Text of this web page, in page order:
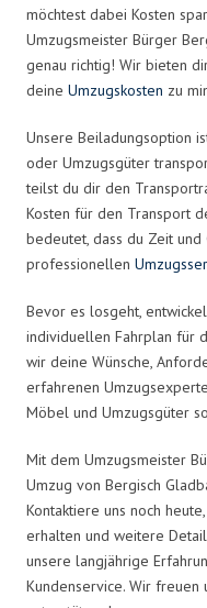
möchtest dabei Kosten
Umzugsmeister Bürger
genau richtig! Wir bieten
deine Umzugskosten zu
Unsere Beiladungsoption
oder Umzugsgüter
teilst du dir den
Kosten für den Transport
bedeutet, dass du Zeit
professionellen
Bevor es losgeht,
individuellen Fahrplan für
wir deine Wünsche,
erfahrenen
Möbel und Umzugsgüter
Mit dem Umzugsmeister
Umzug von Bergisch
Kontaktiere uns noch
erhalten und weitere
unsere langjährige
Kundenservice. Wir freuen